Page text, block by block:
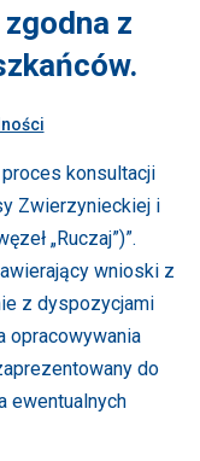
z
proces konsultacji
Zwierzynieckiej i
„Ruczaj”)”.
wnioski z
z dyspozycjami
opracowywania
do
ewentualnych